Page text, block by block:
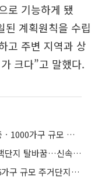
로 기능하게 됐
된 계획원칙을 수립
고 주변 지역과 상
크다”고 말했다.
대림동 반지하 노후주거지, 최고 35층ㆍ1000가구 규모 주거단지 ‘탈바꿈’
시흥동 일대 최고 45층 2000가구 주택단지 탈바꿈…신속통합기획 확정
성동구 사근동 일대, 청계천 품은 526가구 규모 주거단지 ‘탈바꿈’